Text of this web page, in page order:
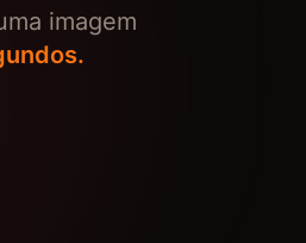
imagem